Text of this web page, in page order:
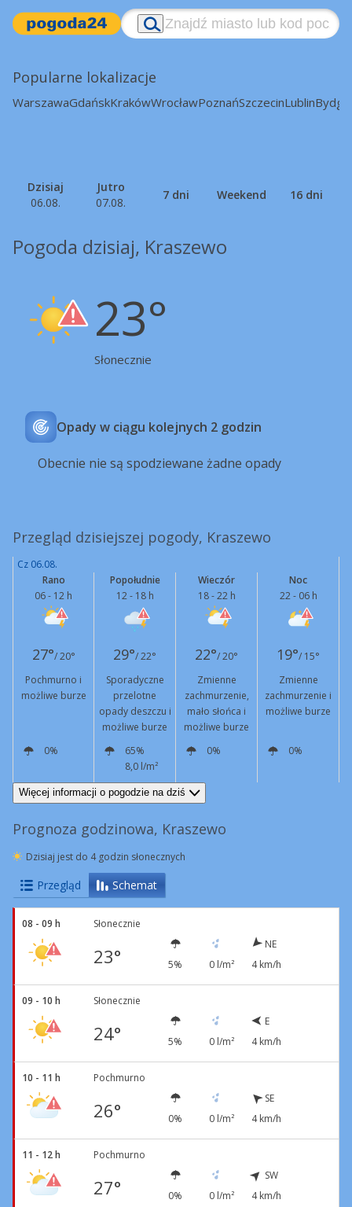
Popularne lokalizacje
WarszawaGdańskKrakówWrocławPoznańSzczecinLublin
Dzisiaj
06.08.
Jutro
07.08.
7 dni Weekend 16 dni
Pogoda dzisiaj, Kraszewo
23°
Słonecznie
Opady w ciągu kolejnych 2 godzin
Obecnie nie są spodziewane żadne opady
Przegląd dzisiejszej pogody, Kraszewo
Cz 06.08.
Rano
06 - 12 h
Popołudnie
12 - 18 h
Wieczór
18 - 22 h
Noc
22 - 06 h
27°/ 20° 29°/ 22° 22°/ 20° 19°/ 15°
Pochmurno i
możliwe burze
Sporadyczne
przelotne
opady deszczu i
możliwe burze
Zmienne
zachmurzenie,
mało słońca i
możliwe burze
Zmienne
zachmurzenie i
możliwe burze
0%
65%
8,0 l/m²
0% 0%
NE
3 km/h W
7 km/h
Więcej informacji o pogodzie na dziś
Prognoza godzinowa, Kraszewo
Dzisiaj jest do 4 godzin słonecznych
Przegląd Schemat
08 - 09 h Słonecznie
23° 5% 0 l/m²
NE
4 km/h
09 - 10 h Słonecznie
24° 5% 0 l/m²
E
4 km/h
10 - 11 h Pochmurno
26° 0% 0 l/m²
SE
4 km/h
11 - 12 h Pochmurno
27° 0% 0 l/m²
SW
4 km/h